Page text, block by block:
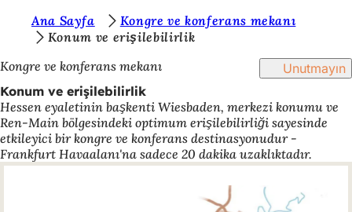
İçeriğe atla
r
a
d
a
s
Ana Sayfa
Kongre ve konferans mekanı
Konum ve erişilebilirlik
Kongre ve konferans mekanı
Unutmayın
Konum ve erişilebilirlik
Hessen eyaletinin başkenti Wiesbaden, merkezi konumu ve
Ren-Main bölgesindeki optimum erişilebilirliği sayesinde
etkileyici bir kongre ve konferans destinasyonudur -
Frankfurt Havaalanı'na sadece 20 dakika uzaklıktadır.